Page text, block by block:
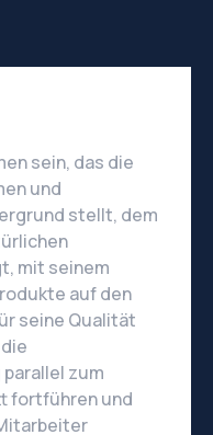
sein, das die
und
stellt, dem
mit seinem
auf den
seine Qualität
zum
fortführen und